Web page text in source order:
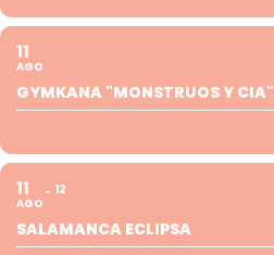
11
AGO
GYMKANA "MONSTRUOS Y CIA"
11
AGO
12
SALAMANCA ECLIPSA